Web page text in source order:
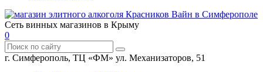
Сеть винных магазинов в Крыму
0
г. Симферополь, ТЦ «ФМ» ул. Механизаторов, 51